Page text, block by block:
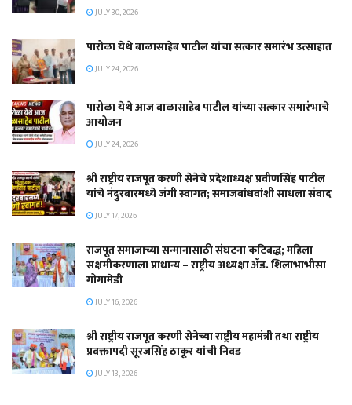
JULY 30, 2026
पारोळा येथे बाळासाहेब पाटील यांचा सत्कार समारंभ उत्साहात
JULY 24, 2026
पारोळा येथे आज बाळासाहेब पाटील यांच्या सत्कार समारंभाचे
आयोजन
JULY 24, 2026
श्री राष्ट्रीय राजपूत करणी सेनेचे प्रदेशाध्यक्ष प्रवीणसिंह पाटील
यांचे नंदुरबारमध्ये जंगी स्वागत; समाजबांधवांशी साधला संवाद
JULY 17, 2026
राजपूत समाजाच्या सन्मानासाठी संघटना कटिबद्ध; महिला
सक्षमीकरणाला प्राधान्य – राष्ट्रीय अध्यक्षा ॲड. शिलाभाभीसा
गोगामेडी
JULY 16, 2026
श्री राष्ट्रीय राजपूत करणी सेनेच्या राष्ट्रीय महामंत्री तथा राष्ट्रीय
प्रवक्तापदी सूरजसिंह ठाकूर यांची निवड
JULY 13, 2026